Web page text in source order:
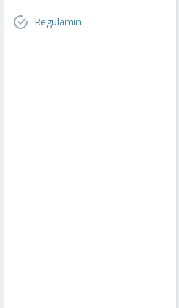
Regulamin